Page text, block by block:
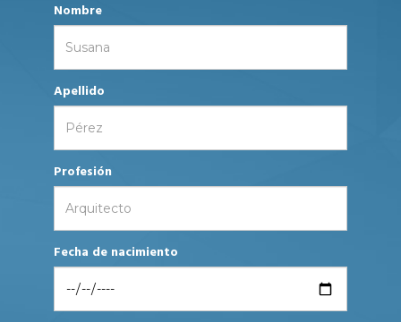
Nombre
Apellido
Profesión
Fecha de nacimiento